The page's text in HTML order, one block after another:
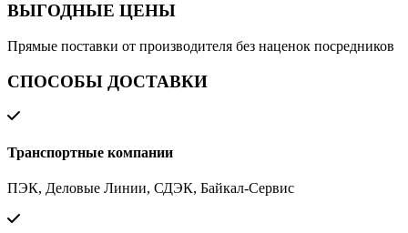
ВЫГОДНЫЕ ЦЕНЫ
Прямые поставки от производителя без наценок посредников
СПОСОБЫ ДОСТАВКИ
Транспортные компании
ПЭК, Деловые Линии, СДЭК, Байкал-Сервис